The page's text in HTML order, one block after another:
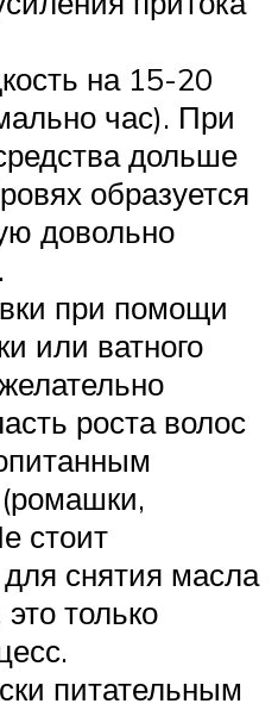
на 15-20
час). При
дольше
образуется
довольно
при помощи
или ватного
роста волос
стоит
снятия масла
только
питательным